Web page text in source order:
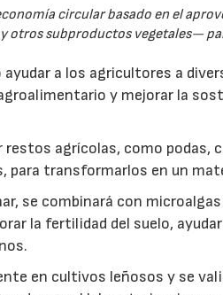
circular basado en el
y otros subproductos vegetales—
a los agricultores a
y mejorar la
restos agrícolas, como
transformarlos en un
se combinará con
la fertilidad del suelo,
en cultivos leñosos y se